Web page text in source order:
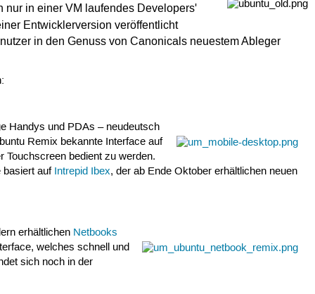
in einer VM laufendes Developers'
Entwicklerversion veröffentlicht
in den Genuss von Canonicals neuestem Ableger
Handys und PDAs – neudeutsch
Remix bekannte Interface auf
Touchscreen bedient zu werden.
auf Intrepid Ibex, der ab Ende Oktober erhältlichen neuen
erhältlichen Netbooks
welches schnell und
sich noch in der